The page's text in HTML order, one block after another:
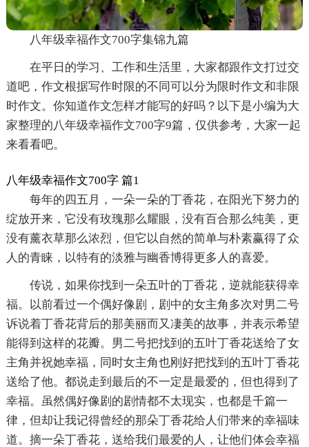
八年级幸福作文700字集锦九篇
在平日的学习、工作和生活里，大家都跟作文打过交
道吧，作文根据写作时限的不同可以分为限时作文和非限
时作文。你知道作文怎样才能写的好吗？以下是小编为大
家整理的八年级幸福作文700字9篇，仅供参考，大家一起
来看看吧。
八年级幸福作文700字 篇1
每年的四五月，一朵一朵的丁香花，在阳光下努力的
绽放开来，它没有玫瑰那么耀眼，没有百合那么纯美，更
没有薰衣草那么浓烈，但它以自然的简单与朴素赢得了众
人的青睐，以特有的淡雅与幽香博得更多人的喜爱。
传说，如果你找到一朵五叶的丁香花，逆就能获得幸
福。以前看过一个偶好像剧，剧中的女主角多次对男二号
诉说着丁香花背后的那美丽而又凄美的故事，并表示希望
能得到这样的花瓣。男二号把找到的五叶丁香花送给了女
主角并祝她幸福，同时女主角也刚好把找到的五叶丁香花
送给了他。都说走到最后的不一定是最爱的，但也得到了
幸福。虽然偶好像剧的剧情都不太现实，也都是千篇一
律，但却让我记得曾经的那朵丁香花给人们带来的幸福味
道。摘一朵丁香花，送给我们最爱的人，让他们体会幸福